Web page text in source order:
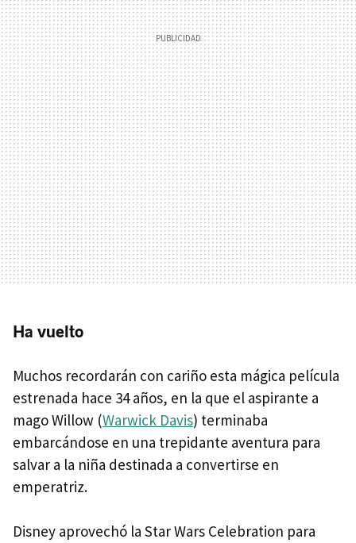
Ha vuelto
Muchos recordarán con cariño esta mágica película
estrenada hace 34 años, en la que el aspirante a
mago Willow (Warwick Davis) terminaba
embarcándose en una trepidante aventura para
salvar a la niña destinada a convertirse en
emperatriz.
Disney aprovechó la Star Wars Celebration para